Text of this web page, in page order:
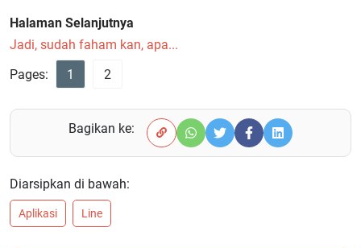
Halaman Selanjutnya
Jadi, sudah faham kan, apa...
Pages:
1 2
Bagikan ke:
Diarsipkan di bawah:
Aplikasi Line